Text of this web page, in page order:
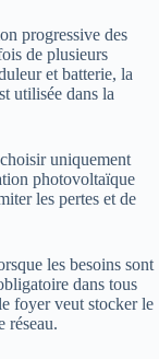
progressive des
de plusieurs
et batterie, la
utilisée dans la
uniquement
photovoltaïque
les pertes et de
les besoins sont
dans tous
foyer veut stocker le
réseau.